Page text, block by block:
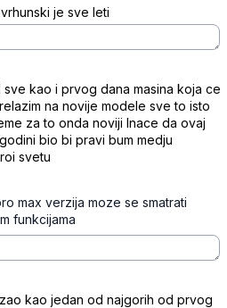
je sve leti
kao i prvog dana masina koja ce
na novije modele sve to isto
za to onda noviji Inace da ovaj
bio bi pravi bum medju
svetu
max verzija moze se smatrati
funkcijama
kao jedan od najgorih od prvog